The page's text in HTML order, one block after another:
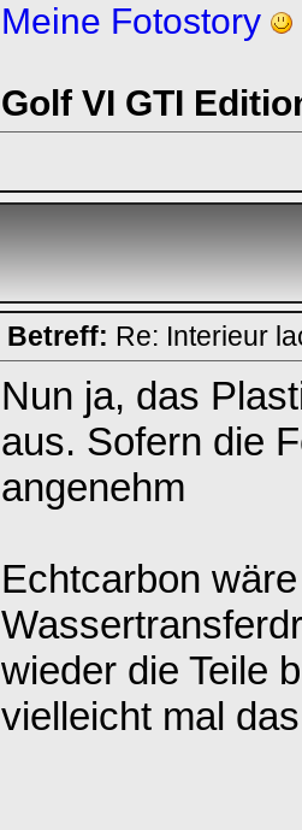
Loginbox
Trage
bitte
in
die
nachfolgenden
Felder
Kennwort
ein,
Dich
Meine Fotostory
Golf VI GTI
Betreff: Re: Interieur
Nun ja, das
aus. Sofern die
angenehm
Echtcarbon
wieder die Teile
vielleicht mal